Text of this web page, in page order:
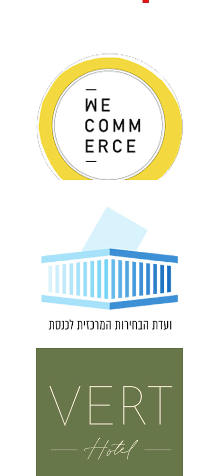
מוקדי המידע של ועדת הבחירות המרכזית לכנסת מתופעלים
המגוייסים לאייש את המוקדים לפני כל מערכת בחירות -
בהתראה קצרה ביותר.